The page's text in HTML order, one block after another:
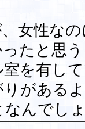
女性な
たと思
を有し
がある
んでし